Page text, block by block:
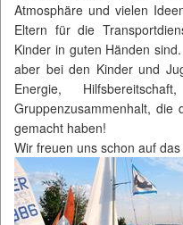
Atmosphäre und vielen
Eltern für die
Kinder in guten Händen
aber bei den Kinder und
Energie,
Gruppenzusammenhalt, die
gemacht haben!
Wir freuen uns schon auf